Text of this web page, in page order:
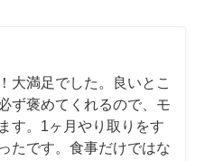
大満足でした。良いとこ
ず褒めてくれるので、モ
す。1ヶ月やり取りをす
たです。食事だけではな